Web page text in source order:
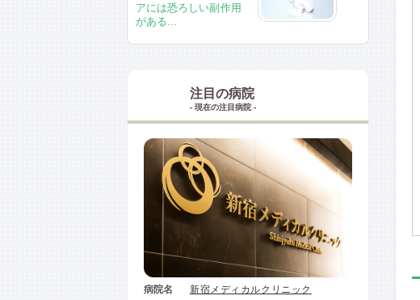
アには恐ろしい副作用
がある...
注目の病院
- 現在の注目病院 -
病院名 新宿メディカルクリニック